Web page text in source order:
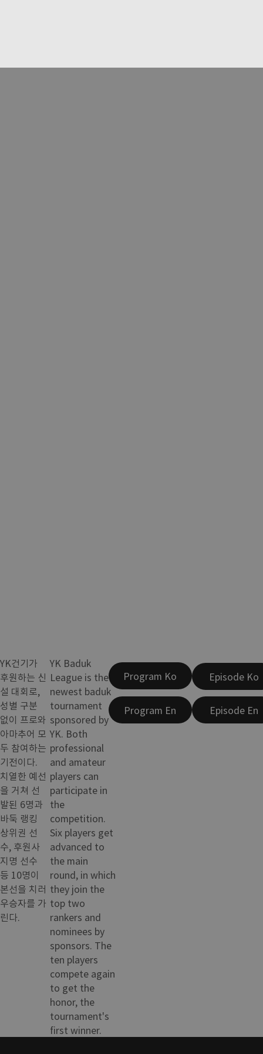
YK건기가
후원하는 신
설 대회로,
성별 구분
없이 프로와
아마추어 모
두 참여하는
기전이다.
치열한 예선
을 거쳐 선
발된 6명과
바둑 랭킹
상위권 선
수, 후원사
지명 선수
등 10명이
본선을 치러
우승자를 가
린다.
YK Baduk
League is the
newest baduk
tournament
sponsored by
YK. Both
professional
and amateur
players can
participate in
the
competition.
Six players get
advanced to
the main
round, in which
they join the
top two
rankers and
nominees by
sponsors. The
ten players
compete again
to get the
honor, the
tournament's
first winner.
Program Ko
Program En
Episode Ko
Episode En